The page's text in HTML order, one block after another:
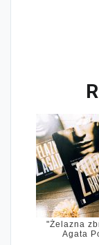
"Żelazna
Agata